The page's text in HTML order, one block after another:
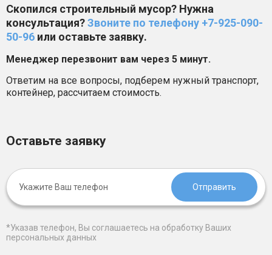
понравилась оперативность, никакой
волокиты и задержек. Услугой осталась
довольна и теперь буду рекомендовать
соседям.»
Оставьте заявку
Отправить
*Указав телефон, Вы соглашаетесь на обработку Ваших
персональных данных
Скопился строительный мусор? Нужна
консультация?Звоните по телефону +7-925-090-
50-96 или оставьте заявку.
Менеджер перезвонит вам через 5 минут.
Ответим на все вопросы, подберем нужный транспорт,
контейнер, рассчитаем стоимость.